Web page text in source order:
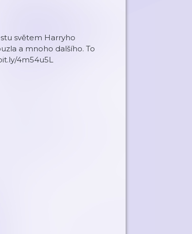
světem Harryho
a mnoho dalšího. To
4m54u5L